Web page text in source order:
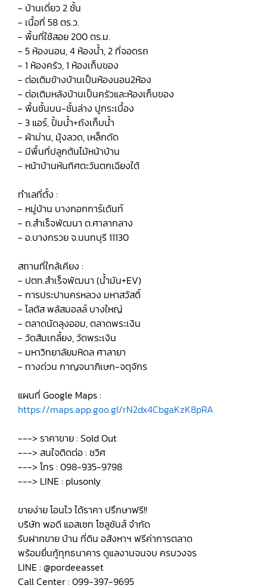
- บ้านเดี่ยว 2 ชั้น
- เนื้อที่ 58 ตร.ว.
- พื้นที่ใช้สอย 200 ตร.ม.
- 5 ห้องนอน, 4 ห้องน้ำ, 2 ที่จอดรถ
- 1 ห้องครัว, 1 ห้องเก็บของ
- ต่อเติมข้างบ้านเป็นห้องนอน2ห้อง
- ต่อเติมหลังบ้านเป็นครัวและห้องเก็บของ
- พื้นชั้นบน-ชั้นล่าง ปูกระเบื้อง
- 3 แอร์, ปั้มน้ำ+ถังเก็บน้ำ
- ผ้าม่าน, มุ้งลวด, เหล็กดัด
- มีพื้นที่ปลูกต้นไม้หน้าบ้าน
- หน้าบ้านหันทิศตะวันตกเฉียงใต้
ทำเลที่ตั้ง :
- หมู่บ้าน บางกอกการ์เด้นท์
- ถ.สำเร็จพัฒนา ต.ศาลากลาง
- อ.บางกรวย จ.นนทบุรี 11130
สถานที่ใกล้เคียง :
- ปตท.สําเร็จพัฒนา (น้ำมัน+EV)
- การประปานครหลวง มหาสวัสดิ์
- โลตัส พลัสมอลล์ บางใหญ่
- ตลาดนัดลุงออม, ตลาดพระเงิน
- วัดส้มเกลี้ยง, วัดพระเงิน
- มหาวิทยาลัยมหิดล ศาลายา
- ทางด่วน กาญจนาภิเษก-จตุจักร
แผนที่ Google Maps :
https://maps.app.goo.gl/rN2dx4CbgaKzK8pRA
---> ราคาขาย : Sold Out
---> สนใจติดต่อ : ชวิศ
---> โทร : 098-935-9798
---> LINE : plusonly
ขายง่าย โอนไว ได้ราคา ปรึกษาฟรี!!
บริษัท พอดี แอสเซท โซลูชันส์ จำกัด
รับฝากขาย บ้าน ที่ดิน อสังหาฯ ฟรีค่าการตลาด
พร้อมยื่นกู้ทุกธนาคาร ดูแลงานจนจบ ครบวงจร
LINE : @pordeeasset
Call Center : 099-397-9695